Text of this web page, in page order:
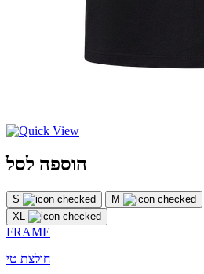
הוספה לסל
S M
XL
FRAME
חולצת טי